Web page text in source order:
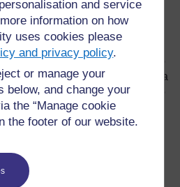
and service
information on how
uses cookies please
and privacy policy.
or manage your
below, and change your
the “Manage cookie
the footer of our website.
aprender vietnamita (Harris,
En Camboya, los docentes
tienen que completar el 12.º
sin embargo, este requisito
donde no está disponible la
lo que supuso un aumento
para quedarse en las
enseñar en el idioma local
y media han desarrollado
se contratan licenciados